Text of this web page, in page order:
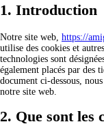
1. Introduction
Notre site web, https://
utilise des cookies et
technologies sont
également placés par des
document ci-dessous,
notre site web.
2. Que sont les